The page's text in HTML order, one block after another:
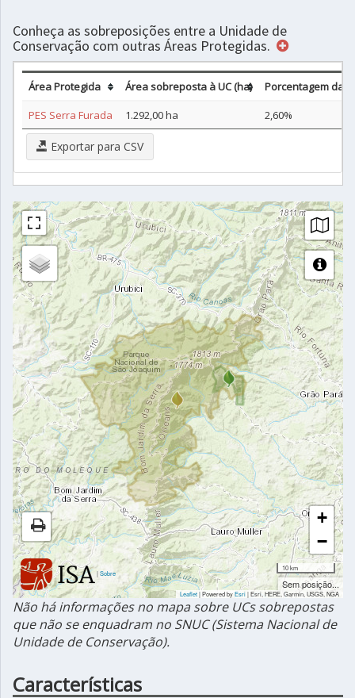
Conheça as sobreposições entre a Unidade de
Conservação com outras Áreas Protegidas.
Área Protegida Área sobreposta à UC (ha)
Porcentagem da
PES Serra Furada
1.292,00 ha 2,60%
Exportar para CSV
|Sobre
+
−
10 km
Sem posição...
Leaflet| Powered byEsri|Esri, HERE, Garmin, USGS, NGA
Não há informações no mapa sobre UCs sobrepostas
que não se enquadram no SNUC (Sistema Nacional de
Unidade de Conservação).
Características